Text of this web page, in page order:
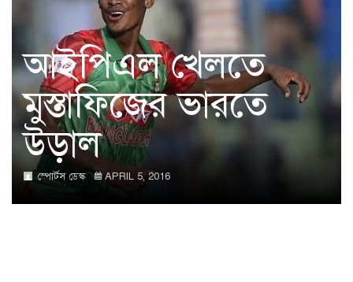
আইপিএল খেলতে
মুস্তাফিজের ভারতে
উড়াল
স্পোর্টস ডেস্ক APRIL 5, 2016